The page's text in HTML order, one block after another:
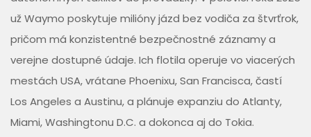
už Waymo poskytuje milióny jázd bez vodiča za štvrťrok,
pričom má konzistentné bezpečnostné záznamy a
verejne dostupné údaje. Ich flotila operuje vo viacerých
mestách USA, vrátane Phoenixu, San Francisca, častí
Los Angeles a Austinu, a plánuje expanziu do Atlanty,
Miami, Washingtonu D.C. a dokonca aj do Tokia.